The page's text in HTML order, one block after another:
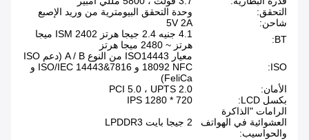
التحقق:
وحدة التحقق البيومترية من وريد الإصبع
شاحن:
5V 2A
BT:
4.1 جنيه 2.4 جيجا هرتز ISM 2402 ميجا
هرتز ~ 2480 ميجا هرتز
ISO:
معيار ISO14443 من النوع A / B (دعم ISO
18092 NFC و ISO/IEC 14443&7816 و
FeliCa)
الأمان:
PCI 5.0 ، UPTS 2.0
بكسل LCD:
720 * 1280 IPS
الرامات "الذاكرة
العشوائية في الهواتف
والحواسيب:
2 جيجا بايت LPDDR3